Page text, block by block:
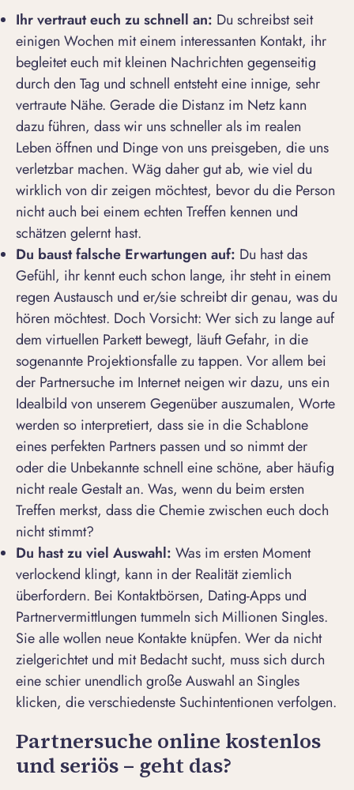
Ihr vertraut euch zu schnell an: Du schreibst seit
einigen Wochen mit einem interessanten Kontakt, ihr
begleitet euch mit kleinen Nachrichten gegenseitig
durch den Tag und schnell entsteht eine innige, sehr
vertraute Nähe. Gerade die Distanz im Netz kann
dazu führen, dass wir uns schneller als im realen
Leben öffnen und Dinge von uns preisgeben, die uns
verletzbar machen. Wäg daher gut ab, wie viel du
wirklich von dir zeigen möchtest, bevor du die Person
nicht auch bei einem echten Treffen kennen und
schätzen gelernt hast.
Du baust falsche Erwartungen auf: Du hast das
Gefühl, ihr kennt euch schon lange, ihr steht in einem
regen Austausch und er/sie schreibt dir genau, was du
hören möchtest. Doch Vorsicht: Wer sich zu lange auf
dem virtuellen Parkett bewegt, läuft Gefahr, in die
sogenannte Projektionsfalle zu tappen. Vor allem bei
der Partnersuche im Internet neigen wir dazu, uns ein
Idealbild von unserem Gegenüber auszumalen, Worte
werden so interpretiert, dass sie in die Schablone
eines perfekten Partners passen und so nimmt der
oder die Unbekannte schnell eine schöne, aber häufig
nicht reale Gestalt an. Was, wenn du beim ersten
Treffen merkst, dass die Chemie zwischen euch doch
nicht stimmt?
Du hast zu viel Auswahl: Was im ersten Moment
verlockend klingt, kann in der Realität ziemlich
überfordern. Bei Kontaktbörsen, Dating-Apps und
Partnervermittlungen tummeln sich Millionen Singles.
Sie alle wollen neue Kontakte knüpfen. Wer da nicht
zielgerichtet und mit Bedacht sucht, muss sich durch
eine schier unendlich große Auswahl an Singles
klicken, die verschiedenste Suchintentionen verfolgen.
Partnersuche online kostenlos
und seriös – geht das?